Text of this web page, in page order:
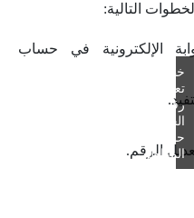
التالية:
الإلكترونية في حساب
الرقم.
خطوات
تعديل
رقم
الجوال
حساب
المواطن